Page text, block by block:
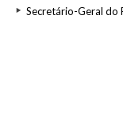
Secretário-Geral do